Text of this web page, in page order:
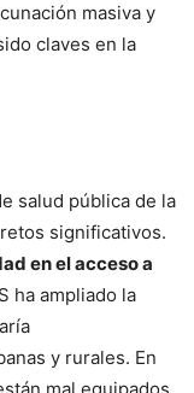
masiva y
claves en la
salud pública de la
significativos.
en el acceso a
ha ampliado la
y rurales. En